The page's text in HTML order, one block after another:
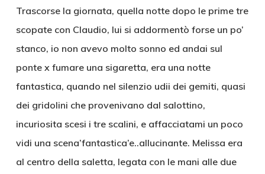
Trascorse la giornata, quella notte dopo le prime tre
scopate con Claudio, lui si addormentò forse un po’
stanco, io non avevo molto sonno ed andai sul
ponte x fumare una sigaretta, era una notte
fantastica, quando nel silenzio udii dei gemiti, quasi
dei gridolini che provenivano dal salottino,
incuriosita scesi i tre scalini, e affacciatami un poco
vidi una scena’fantastica’e..allucinante. Melissa era
al centro della saletta, legata con le mani alle due